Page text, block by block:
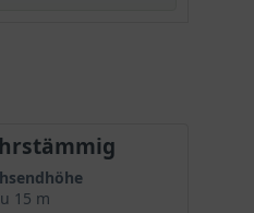
baskischen
15 m